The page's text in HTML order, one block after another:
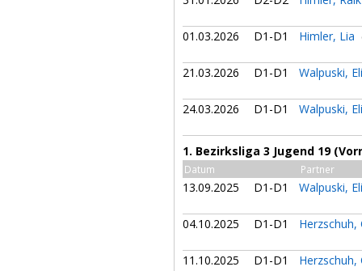
01.03.2026 D1-D1 Himler, Lia
21.03.2026 D1-D1 Walpuski,
24.03.2026 D1-D1 Walpuski,
1. Bezirksliga 3 Jugend 19
Datum Partner
13.09.2025 D1-D1 Walpuski,
04.10.2025 D1-D1
11.10.2025 D1-D1